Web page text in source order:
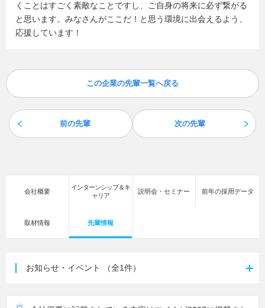
くことはすごく素敵なことですし、ご自身の将来に必ず繋がる
と思います。みなさんがここだ！と思う環境に出会えるよう、
応援しています！
前の先輩
この企業の先輩一覧へ戻る
次の先輩
会社概要
インターンシップ＆キ
ャリア
説明会・セミナー 前年の採用データ
取材情報 先輩情報
お知らせ・イベント （全1件）